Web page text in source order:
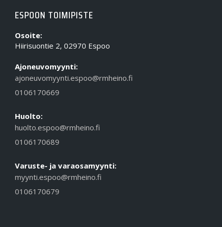
ESPOON TOIMIPISTE
Osoite:
Hiirisuontie 2, 02970 Espoo
Ajoneuvomyynti:
ajoneuvomyynti.espoo@rmheino.fi
0106170669
Huolto:
huolto.espoo@rmheino.fi
0106170689
Varuste- ja varaosamyynti:
myynti.espoo@rmheino.fi
0106170679